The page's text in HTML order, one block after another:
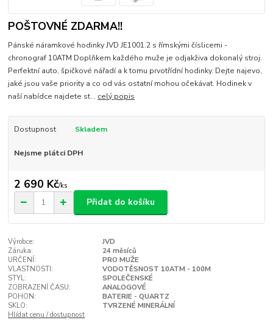
POŠTOVNÉ ZDARMA!!
Pánské náramkové hodinky JVD JE1001.2 s římskými číslicemi -
chronograf 10ATM Doplňkem každého muže je odjakživa dokonalý stroj.
Perfektní auto, špičkové nářadí a k tomu prvotřídní hodinky. Dejte najevo,
jaké jsou vaše priority a co od vás ostatní mohou očekávat. Hodinek v
naší nabídce najdete st... celý popis
Dostupnost Skladem
Nejsme plátci DPH
2 690 Kč/ks
Přidat do košíku
Výrobce:
JVD
Záruka:
24 měsíců
URČENÍ:
PRO MUŽE
VLASTNOSTI:
VODOTĚSNOST 10ATM - 100M
STYL:
SPOLEČENSKÉ
ZOBRAZENÍ ČASU:
ANALOGOVÉ
POHON:
BATERIE - QUARTZ
SKLO:
TVRZENÉ MINERÁLNÍ
Hlídat cenu / dostupnost